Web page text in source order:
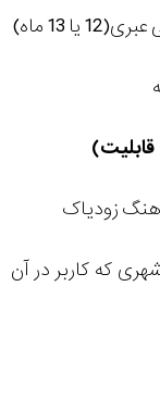
که کاربر در آن